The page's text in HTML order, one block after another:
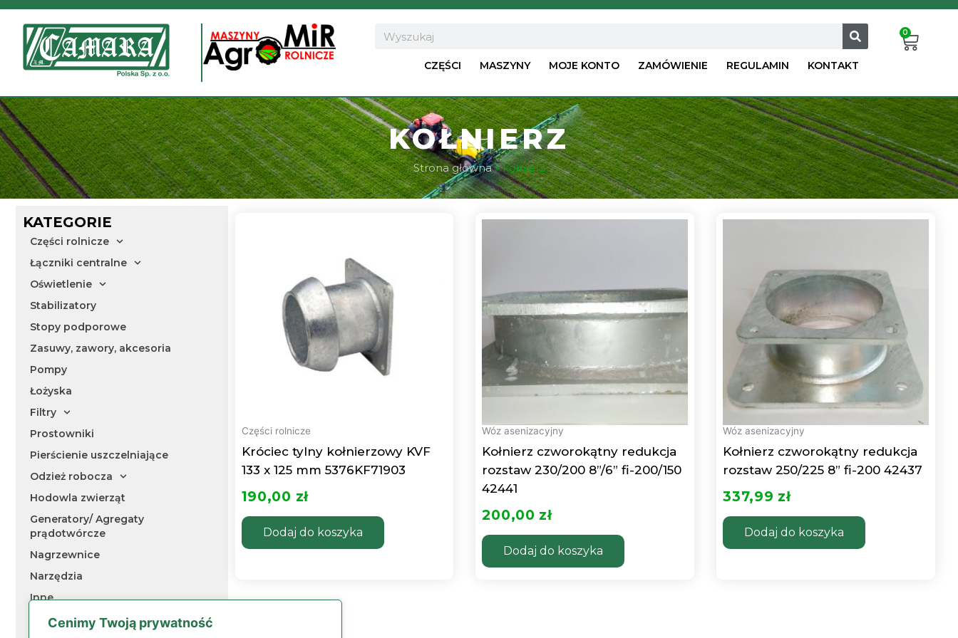
Cenimy Twoją prywatność
Przejdź
treści
Search
CZĘŚCI MASZYNY MOJE KONTO ZAMÓWIENIE REGULAMIN KONTAKT
0
Cart
KOŁNIERZ
Strona główna»kołnierz
KATEGORIE
Części rolnicze
Łączniki centralne
Oświetlenie
Stabilizatory
Stopy podporowe
Zasuwy, zawory, akcesoria
Pompy
Łożyska
Filtry
Prostowniki
Pierścienie uszczelniające
Odzież robocza
Hodowla zwierząt
Generatory/ Agregaty
prądotwórcze
Nagrzewnice
Narzędzia
Inne
Katalogi
Części rolnicze
Króciec tylny kołnierzowy KVF
133 x 125 mm 5376KF71903
190,00 zł
Dodaj do koszyka
Wóz asenizacyjny
Kołnierz czworokątny redukcja
rozstaw 230/200 8”/6” fi-200/150
42441
200,00 zł
Dodaj do koszyka
Wóz asenizacyjny
Kołnierz czworokątny redukcja
rozstaw 250/225 8” fi-200 42437
337,99 zł
Dodaj do koszyka